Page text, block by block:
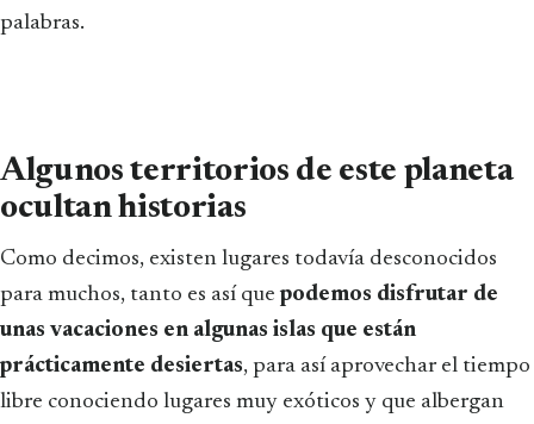
palabras.
Algunos territorios de este planeta
ocultan historias
Como decimos, existen lugares todavía desconocidos
para muchos, tanto es así quepodemos disfrutar de
unas vacaciones en algunas islas que están
prácticamente desiertas, para así aprovechar el tiempo
libre conociendo lugares muy exóticos y que albergan